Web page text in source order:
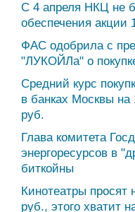
С 4 апреля НКЦ не
обеспечения акции
ФАС одобрила с
"ЛУКОЙЛа" о
Cредний курс
в банках Москвы на
руб.
Глава комитета
энергоресурсов в
биткойны
Кинотеатры просят
руб., этого хватит